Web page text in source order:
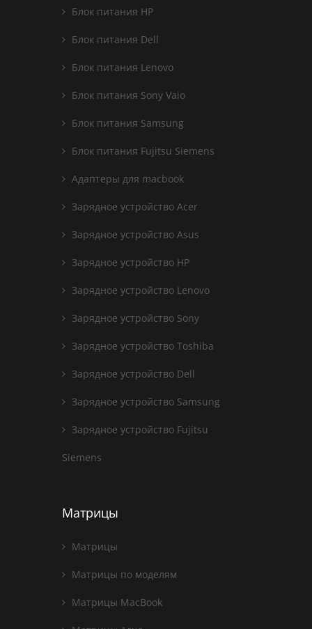
Блок питания HP
Блок питания Dell
Блок питания Lenovo
Блок питания Sony Vaio
Блок питания Samsung
Блок питания Fujitsu Siemens
Адаптеры для macbook
Зарядное устройство Acer
Зарядное устройство Asus
Зарядное устройство HP
Зарядное устройство Lenovo
Зарядное устройство Sony
Зарядное устройство Toshiba
Зарядное устройство Dell
Зарядное устройство Samsung
Зарядное устройство Fujitsu
Siemens
Матрицы
Матрицы
Матрицы по моделям
Матрицы MacBook